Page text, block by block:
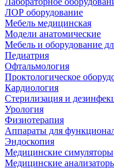
ЛОР оборудование
Мебель медицинская
Модели анатомические
Мебель и оборудование
Педиатрия
Офтальмология
Проктологическое
Кардиология
Стерилизация и
Урология
Физиотерапия
Аппараты для
Эндоскопия
Медицинские симуляторы
Медицинские